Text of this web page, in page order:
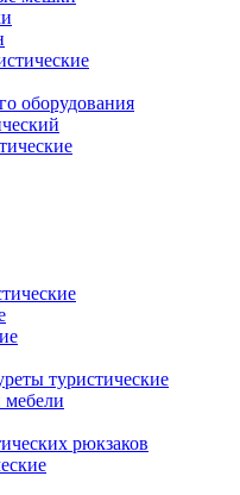
оборудования
туристические
мебели
рюкзаков